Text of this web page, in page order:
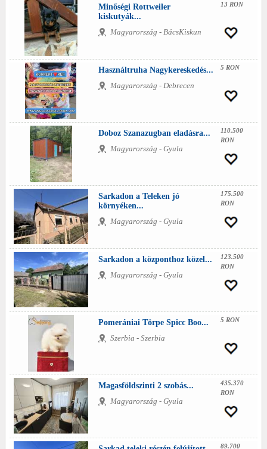
Minőségi Rottweiler
kiskutyák...
Magyarország - BácsKiskun
13 RON
Használtruha Nagykereskedés...
Magyarország - Debrecen
5 RON
Doboz Szanazugban eladásra...
Magyarország - Gyula
110.500
RON
Sarkadon a Teleken jó
környéken...
Magyarország - Gyula
175.500
RON
Sarkadon a központhoz közel...
Magyarország - Gyula
123.500
RON
Pomerániai Törpe Spicc Boo...
Szerbia - Szerbia
5 RON
Magasföldszinti 2 szobás...
Magyarország - Gyula
435.370
RON
89.700